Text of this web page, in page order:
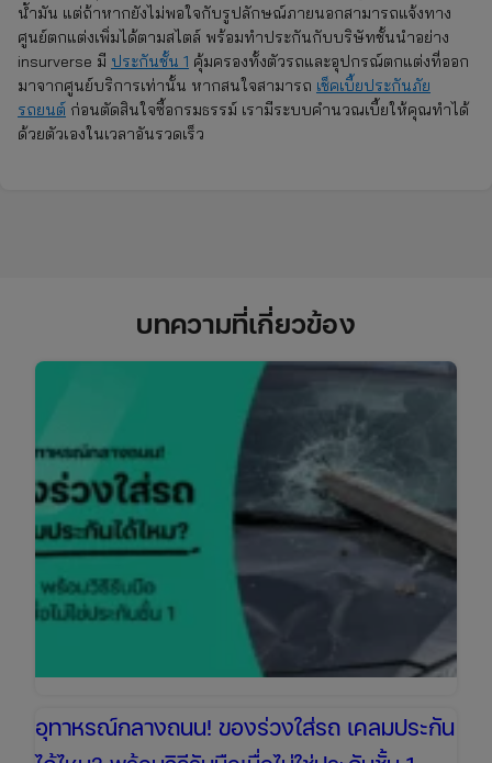
น้ำมัน แต่ถ้าหากยังไม่พอใจกับรูปลักษณ์ภายนอกสามารถแจ้งทาง
ศูนย์ตกแต่งเพิ่มได้ตามสไตล์ พร้อมทำประกันกับบริษัทชั้นนำอย่าง
insurverse มี ประกันชั้น 1 คุ้มครองทั้งตัวรถและอุปกรณ์ตกแต่งที่ออก
มาจากศูนย์บริการเท่านั้น หากสนใจสามารถ เช็คเบี้ยประกันภัย
รถยนต์ ก่อนตัดสินใจซื้อกรมธรรม์ เรามีระบบคำนวณเบี้ยให้คุณทำได้
ด้วยตัวเองในเวลาอันรวดเร็ว
บทความที่เกี่ยวข้อง
อุทาหรณ์กลางถนน! ของร่วงใส่รถ เคลมประกัน